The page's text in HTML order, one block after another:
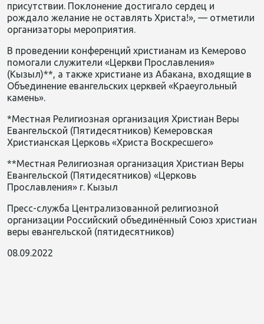
присутствии. Поклонение достигало сердец и
рождало желание не оставлять Христа!», — отметили
организаторы мероприятия.
В проведении конференций христианам из Кемерово
помогали служители «Церкви Прославления»
(Кызыл)**, а также христиане из Абакана, входящие в
Объединение евангельских церквей «Краеугольный
камень».
*Местная Религиозная организация Христиан Веры
Евангельской (Пятидесятников) Кемеровская
Христианская Церковь «Христа Воскресшего»
**Местная Религиозная организация Христиан Веры
Евангельской (Пятидесятников) «Церковь
Прославления» г. Кызыл
Пресс-служба Централизованной религиозной
организации Российский объединённый Союз христиан
веры евангельской (пятидесятников)
08.09.2022